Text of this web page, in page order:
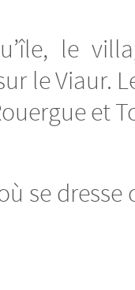
le
le Viaur.
et
se